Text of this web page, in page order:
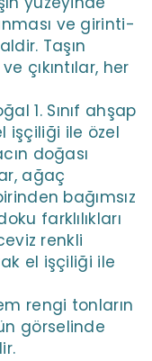
ve girinti-
Taşın
çıkıntılar, her
1. Sınıf ahşap
işçiliği ile özel
doğası
ağaç
bağımsız
farklılıkları
renkli
el işçiliği ile
rengi tonların
görselinde